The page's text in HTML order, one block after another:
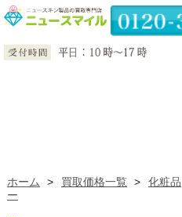
ホーム > 買取価格一覧 > 化粧品
ー